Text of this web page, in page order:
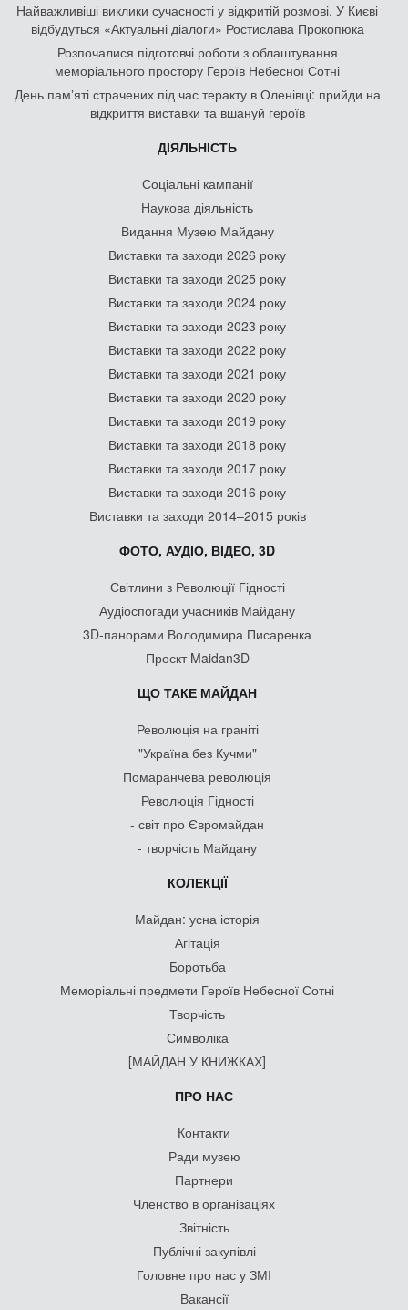
Найважливіші виклики сучасності у відкритій розмові. У Києві
відбудуться «Актуальні діалоги» Ростислава Прокопюка
Розпочалися підготовчі роботи з облаштування
меморіального простору Героїв Небесної Сотні
День памʼяті страчених під час теракту в Оленівці: прийди на
відкриття виставки та вшануй героїв
ДІЯЛЬНІСТЬ
Соціальні кампанії
Наукова діяльність
Видання Музею Майдану
Виставки та заходи 2026 року
Виставки та заходи 2025 року
Виставки та заходи 2024 року
Виставки та заходи 2023 року
Виставки та заходи 2022 року
Виставки та заходи 2021 року
Виставки та заходи 2020 року
Виставки та заходи 2019 року
Виставки та заходи 2018 року
Виставки та заходи 2017 року
Виставки та заходи 2016 року
Виставки та заходи 2014–2015 років
ФОТО, АУДІО, ВІДЕО, 3D
Світлини з Революції Гідності
Аудіоспогади учасників Майдану
3D-панорами Володимира Писаренка
Проєкт Maidan3D
ЩО ТАКЕ МАЙДАН
Революція на граніті
"Україна без Кучми"
Помаранчева революція
Революція Гідності
- світ про Євромайдан
- творчість Майдану
КОЛЕКЦІЇ
Майдан: усна історія
Агітація
Боротьба
Меморіальні предмети Героїв Небесної Сотні
Творчість
Символіка
[МАЙДАН У КНИЖКАХ]
ПРО НАС
Контакти
Ради музею
Партнери
Членство в організаціях
Звітність
Публічні закупівлі
Головне про нас у ЗМІ
Вакансії